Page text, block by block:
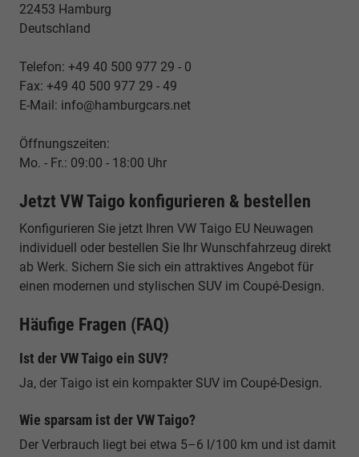
22453 Hamburg
Deutschland
Telefon: +49 40 500 977 29 - 0
Fax: +49 40 500 977 29 - 49
E-Mail: info@hamburgcars.net
Öffnungszeiten:
Mo. - Fr.: 09:00 - 18:00 Uhr
Jetzt VW Taigo konfigurieren & bestellen
Konfigurieren Sie jetzt Ihren VW Taigo EU Neuwagen
individuell oder bestellen Sie Ihr Wunschfahrzeug direkt
ab Werk. Sichern Sie sich ein attraktives Angebot für
einen modernen und stylischen SUV im Coupé-Design.
Häufige Fragen (FAQ)
Ist der VW Taigo ein SUV?
Ja, der Taigo ist ein kompakter SUV im Coupé-Design.
Wie sparsam ist der VW Taigo?
Der Verbrauch liegt bei etwa 5–6 l/100 km und ist damit